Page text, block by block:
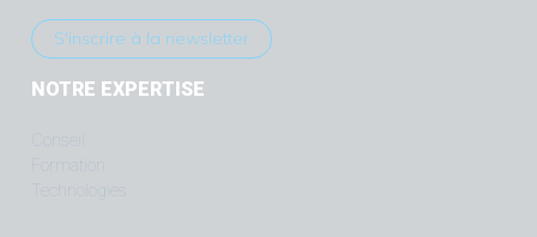
S'inscrire à la newsletter
NOTRE EXPERTISE
Conseil
Formation
Technologies